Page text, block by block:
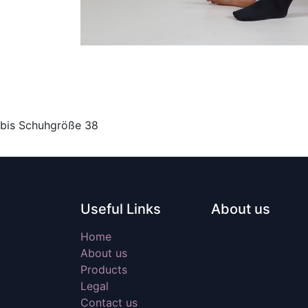
bis Schuhgröße 38
Useful Links
Home
About us
Products
Legal
Contact us
About us